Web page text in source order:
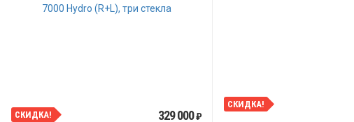
СКИДКА! 329 000₽
СКИДКА!